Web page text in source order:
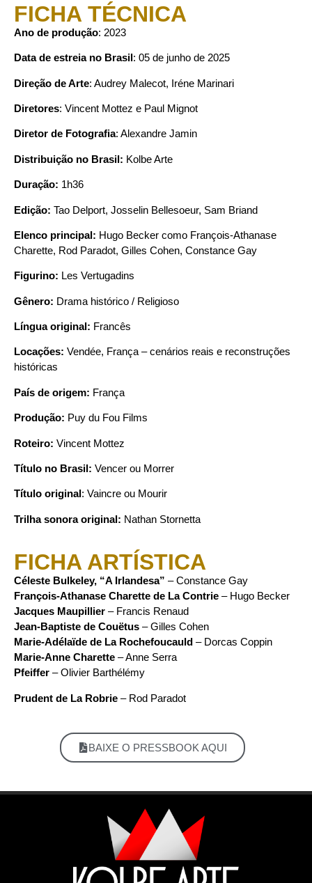
FICHA TÉCNICA
Ano de produção: 2023
Data de estreia no Brasil: 05 de junho de 2025
Direção de Arte: Audrey Malecot, Iréne Marinari
Diretores: Vincent Mottez e Paul Mignot
Diretor de Fotografia: Alexandre Jamin
Distribuição no Brasil: Kolbe Arte
Duração: 1h36
Edição: Tao Delport, Josselin Bellesoeur, Sam Briand
Elenco principal: Hugo Becker como François-Athanase
Charette, Rod Paradot, Gilles Cohen, Constance Gay
Figurino: Les Vertugadins
Gênero: Drama histórico / Religioso
Língua original: Francês
Locações: Vendée, França – cenários reais e reconstruções
históricas
País de origem: França
Produção: Puy du Fou Films
Roteiro: Vincent Mottez
Título no Brasil: Vencer ou Morrer
Título original: Vaincre ou Mourir
Trilha sonora original: Nathan Stornetta
FICHA ARTÍSTICA
Céleste Bulkeley, “A Irlandesa” – Constance Gay
François-Athanase Charette de La Contrie – Hugo Becker
Jacques Maupillier – Francis Renaud
Jean-Baptiste de Couëtus – Gilles Cohen
Marie-Adélaïde de La Rochefoucauld – Dorcas Coppin
Marie-Anne Charette – Anne Serra
Pfeiffer – Olivier Barthélémy
Prudent de La Robrie – Rod Paradot
BAIXE O PRESSBOOK AQUI